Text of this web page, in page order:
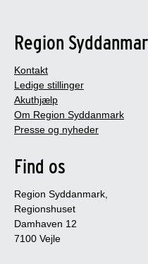
Region
Kontakt
Ledige stillinger
Akuthjælp
Om Region Syddanmark
Presse og nyheder
Find os
Region Syddanmark,
Regionshuset
Damhaven 12
7100 Vejle